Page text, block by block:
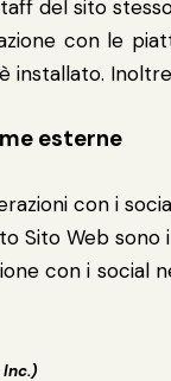
del sito
con le
installato.
esterne
con i
Sito Web
con i